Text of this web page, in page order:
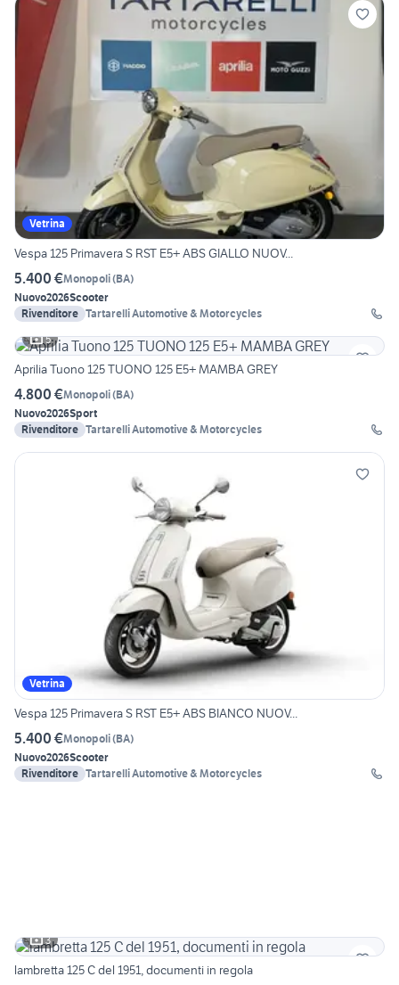
Vetrina
Vespa 125 Primavera S RST E5+ ABS GIALLO NUOV...
5.400 €Monopoli(BA)
Nuovo2026Scooter
Rivenditore Tartarelli Automotive & Motorcycles
5
Aprilia Tuono 125 TUONO 125 E5+ MAMBA GREY
4.800 €Monopoli(BA)
Nuovo2026Sport
Rivenditore Tartarelli Automotive & Motorcycles
Vetrina
Vespa 125 Primavera S RST E5+ ABS BIANCO NUOV...
5.400 €Monopoli(BA)
Nuovo2026Scooter
Rivenditore Tartarelli Automotive & Motorcycles
3
lambretta 125 C del 1951, documenti in regola